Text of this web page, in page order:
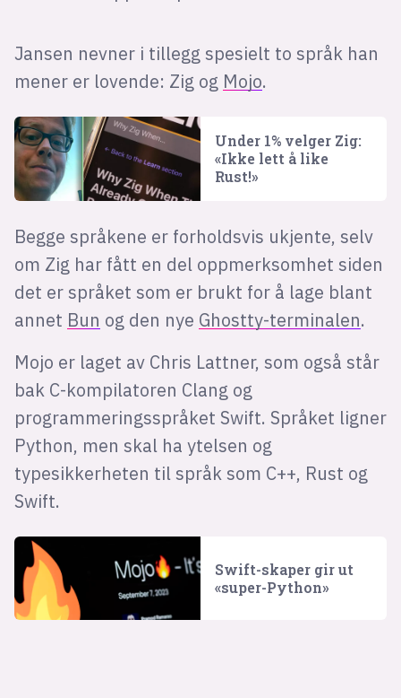
Jansen nevner i tillegg spesielt to språk han
mener er lovende: Zig og Mojo.
Under 1% velger Zig:
«Ikke lett å like
Rust!»
Begge språkene er forholdsvis ukjente, selv
om Zig har fått en del oppmerksomhet siden
det er språket som er brukt for å lage blant
annet Bun og den nye Ghostty-terminalen.
Mojo er laget av Chris Lattner, som også står
bak C-kompilatoren Clang og
programmeringsspråket Swift. Språket ligner
Python, men skal ha ytelsen og
typesikkerheten til språk som C++, Rust og
Swift.
Swift-skaper gir ut
«super-Python»